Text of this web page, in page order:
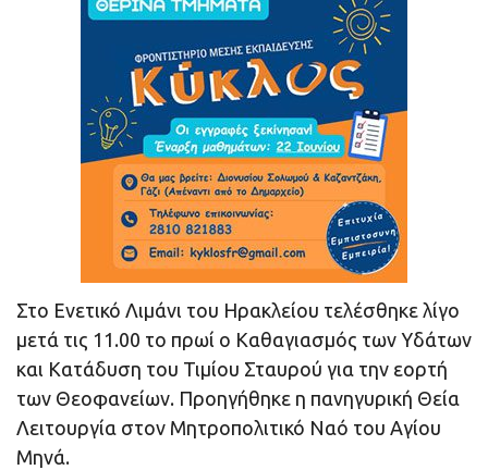
Στο Ενετικό Λιμάνι του Ηρακλείου τελέσθηκε λίγο
μετά τις 11.00 το πρωί ο Καθαγιασμός των Υδάτων
και Κατάδυση του Τιμίου Σταυρού για την εορτή
των Θεοφανείων. Προηγήθηκε η πανηγυρική Θεία
Λειτουργία στον Μητροπολιτικό Ναό του Αγίου
Μηνά.